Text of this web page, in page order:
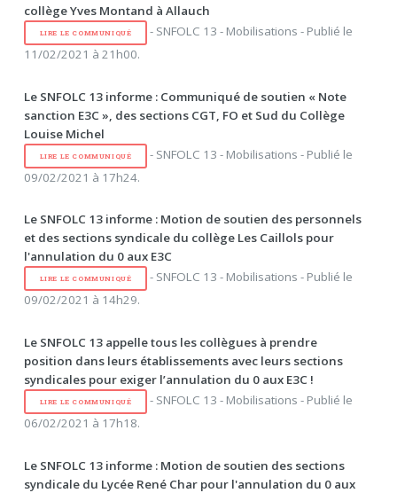
collège Yves Montand à Allauch
LIRE LE COMMUNIQUÉ
- SNFOLC 13 - Mobilisations - Publié le
11/02/2021 à 21h00.
Le SNFOLC 13 informe : Communiqué de soutien « Note
sanction E3C », des sections CGT, FO et Sud du Collège
Louise Michel
LIRE LE COMMUNIQUÉ
- SNFOLC 13 - Mobilisations - Publié le
09/02/2021 à 17h24.
Le SNFOLC 13 informe : Motion de soutien des personnels
et des sections syndicale du collège Les Caillols pour
l'annulation du 0 aux E3C
LIRE LE COMMUNIQUÉ
- SNFOLC 13 - Mobilisations - Publié le
09/02/2021 à 14h29.
Le SNFOLC 13 appelle tous les collègues à prendre
position dans leurs établissements avec leurs sections
syndicales pour exiger l’annulation du 0 aux E3C !
LIRE LE COMMUNIQUÉ
- SNFOLC 13 - Mobilisations - Publié le
06/02/2021 à 17h18.
Le SNFOLC 13 informe : Motion de soutien des sections
syndicale du Lycée René Char pour l'annulation du 0 aux